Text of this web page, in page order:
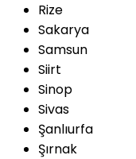
Rize
Sakarya
Samsun
Siirt
Sinop
Sivas
Şanlıurfa
Şırnak